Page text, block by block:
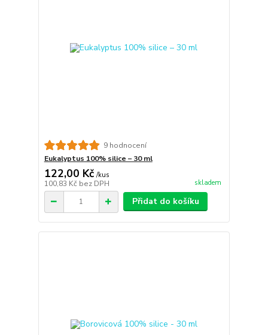
9 hodnocení
Eukalyptus 100% silice – 30 ml
122,00 Kč /kus
100,83 Kč bez DPH skladem
Přidat do košíku